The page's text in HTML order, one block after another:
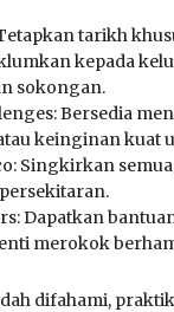
tarikh
kepada
sokongan.
Bersedia
keinginan kuat
Singkirkan
Dapatkan
merokok
difahami,